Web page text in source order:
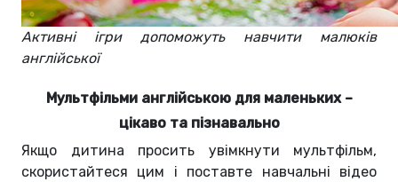
Активні ігри допоможуть навчити малюків
англійської
Мультфільми англійською для маленьких –
цікаво та пізнавально
Якщо дитина просить увімкнути мультфільм,
скористайтеся цим і поставте навчальні відео